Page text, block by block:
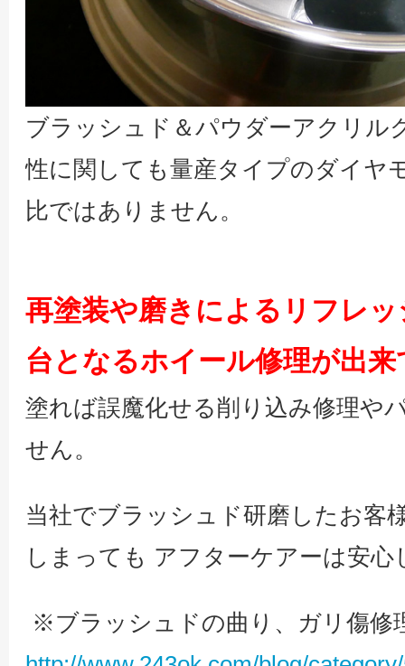
ブラッシュド＆パウダーアクリル
性に関しても量産タイプのダイヤ
比ではありません。
再塗装や磨きによるリフレ
台となるホイール修理が出
塗れば誤魔化せる削り込み修理や
せん。
当社でブラッシュド研磨したお客
しまっても アフターケアーは安
※ブラッシュドの曲り、ガリ傷